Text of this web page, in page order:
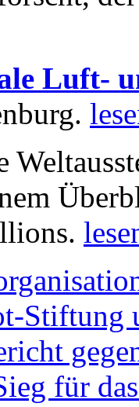
Luft-
Stiftung
für